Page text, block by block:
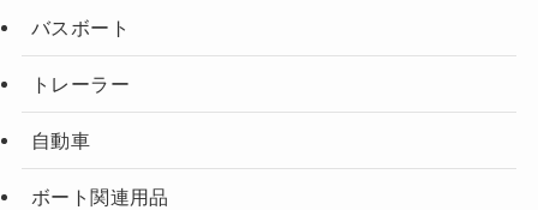
バスボート
トレーラー
自動車
ボート関連用品